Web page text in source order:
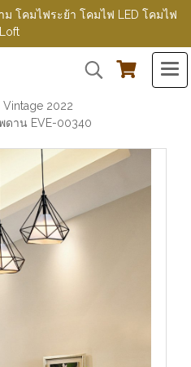
โคมไฟระย้า โคมไฟ LED โคมไฟ
Loft
Vintage 2022
ดาน EVE-00340